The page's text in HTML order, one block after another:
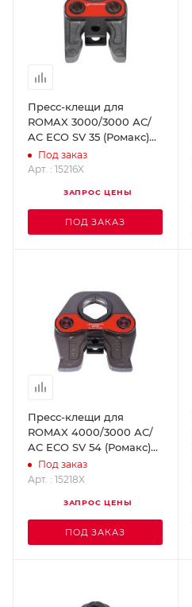
Пресс-клещи для
ROMAX 3000/3000 АС/
AC ECO SV 35 (Ромакс)
ROTHENBERGER 15216X
Под заказ
Арт. : 15216X
ЗАПРОС ЦЕНЫ
ПОД ЗАКАЗ
Пресс-клещи для
ROMAX 4000/3000 АС/
AC ECO SV 54 (Ромакс)
ROTHENBERGER 15218X
Под заказ
Арт. : 15218X
ЗАПРОС ЦЕНЫ
ПОД ЗАКАЗ